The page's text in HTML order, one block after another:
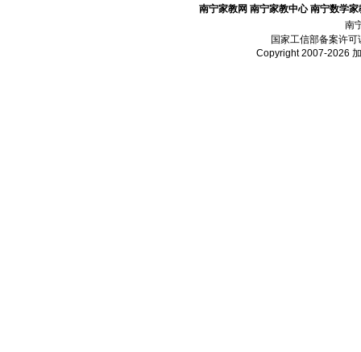
南宁家教网 南宁家教中心 南宁数学家
南
国家工信部备案许可
Copyright 2007-2026